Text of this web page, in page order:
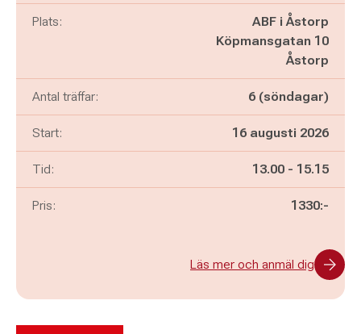
Plats:
ABF i Åstorp
Köpmansgatan 10
Åstorp
Antal träffar: 6 (söndagar)
Start: 16 augusti 2026
Tid: Pågår mellan
13.00 - och
15.15
Pris: 1330:-
Läs mer och anmäl dig